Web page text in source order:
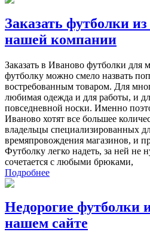
Заказать футболки
нашей компании
Заказать в Иваново футболки
футболку можно смело назвать
востребованным товаром. Для
любимая одежда и для работы, и
повседневной носки. Именно
Иваново хотят все большее
владельцы специализированных
времяпровождения магазинов, и
Футболку легко надеть, за ней не
сочетается с любыми брюками,
Подробнее
Недорогие футболки
нашем сайте